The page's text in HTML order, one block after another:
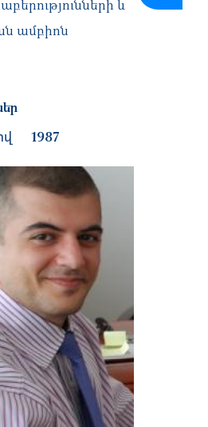
և
ամբիոն
1987